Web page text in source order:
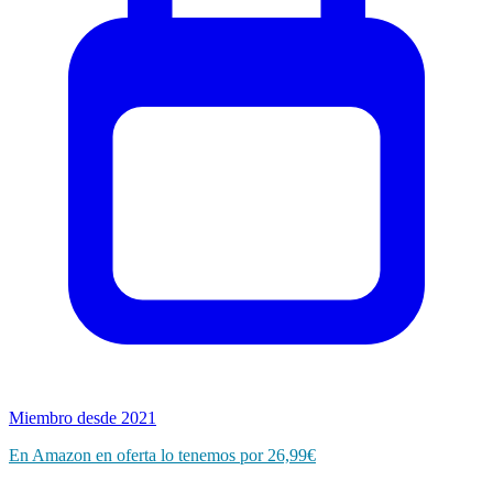
Miembro desde 2021
En Amazon en oferta lo tenemos por 26,99€